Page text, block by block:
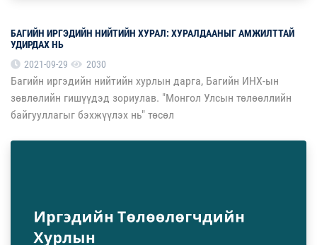
БАГИЙН ИРГЭДИЙН НИЙТИЙН ХУРАЛ: ХУРАЛДААНЫГ АМЖИЛТТАЙ
УДИРДАХ НЬ
2021-09-29
2030
Багийн иргэдийн нийтийн хурлын дарга, Багийн ИНХ-ын
зөвлөлийн гишүүдэд зориулав. "Монгол Улсын төлөөллийн
байгууллагыг бэхжүүлэх нь" төсөл